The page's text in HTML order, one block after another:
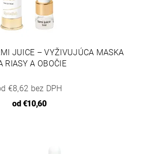
JUICE – VYŽIVUJÚCA MASKA
RIASY A OBOČIE
€8,62 bez DPH
od€10,60